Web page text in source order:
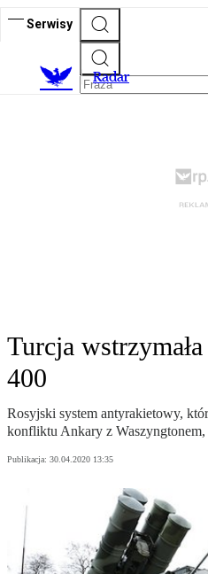
Serwisy
Radar
Turcja
400
Rosyjski system antyrakietowy,
konfliktu Ankary z Waszyngtonem,
Publikacja: 30.04.2020 13:35